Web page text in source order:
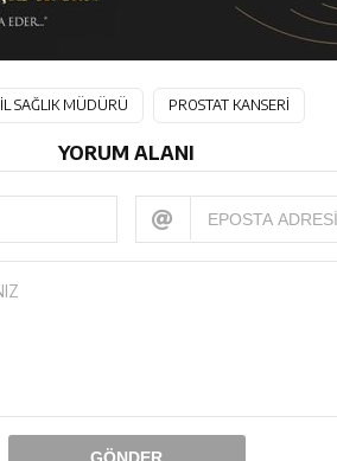
İL SAĞLIK MÜDÜRÜ PROSTAT KANSERİ
YORUM ALANI